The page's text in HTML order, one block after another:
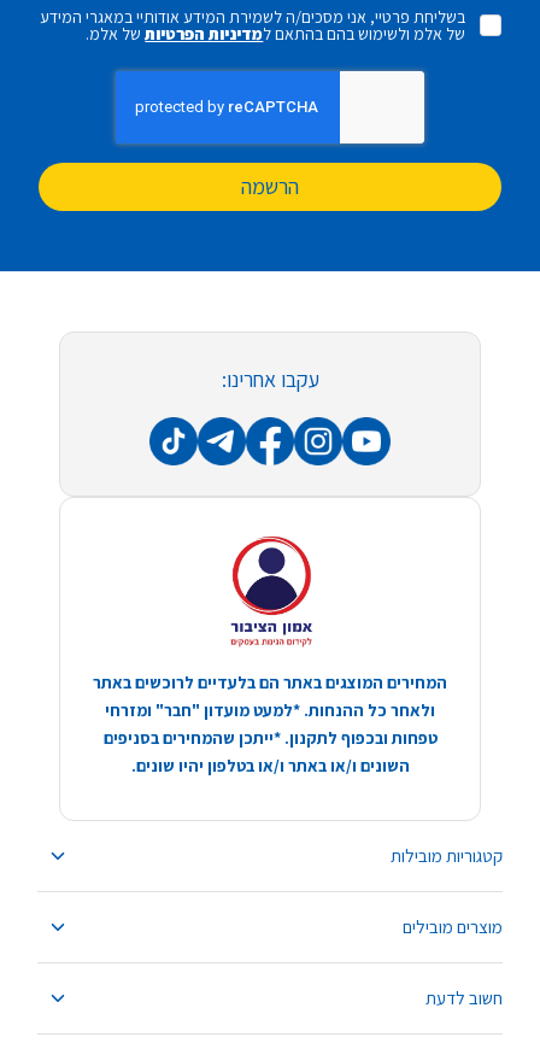
בשליחת פרטיי, אני מסכים/ה לשמירת המידע אודותיי במאגרי המידע
של אלמ ולשימוש בהם בהתאם למדיניות הפרטיותשל אלמ.
הרשמה
קטגוריות מובילות
מוצרים מובילים
חשוב לדעת
עקבו אחרינו:
המחירים המוצגים באתר הם בלעדיים לרוכשים באתר
ולאחר כל ההנחות. *למעט מועדון "חבר" ומזרחי
טפחות ובכפוף לתקנון. *ייתכן שהמחירים בסניפים
השונים ו/או באתר ו/או בטלפון יהיו שונים.